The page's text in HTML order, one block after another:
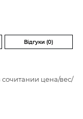
Відгуки (0)
цена/вес/